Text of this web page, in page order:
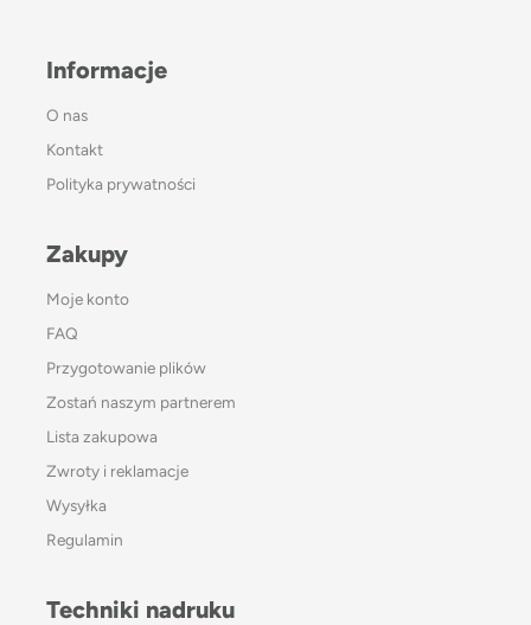
Informacje
O nas
Kontakt
Polityka prywatności
Zakupy
Moje konto
FAQ
Przygotowanie plików
Zostań naszym partnerem
Lista zakupowa
Zwroty i reklamacje
Wysyłka
Regulamin
Techniki nadruku